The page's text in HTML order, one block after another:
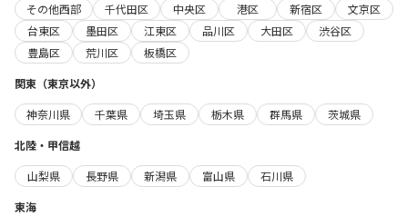
その他西部
千代田区 中央区 港区 新宿区
文京区
台東区
墨田区 江東区 品川区 大田区
渋谷区
豊島区
荒川区
板橋区
関東（東京以外）
神奈川県
千葉県 埼玉県 栃木県 群馬県
茨城県
北陸・甲信越
山梨県
長野県 新潟県 富山県
石川県
東海